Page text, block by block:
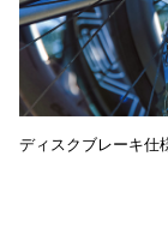
ディスクブレーキ仕